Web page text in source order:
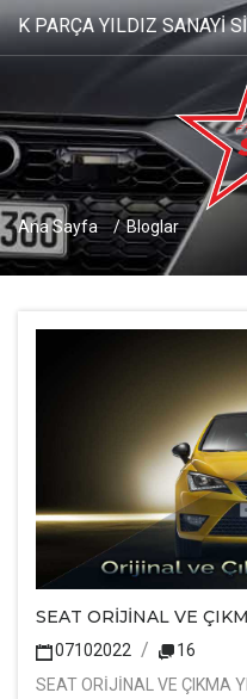
PARÇA YILDIZ SANAYİ
Ana Sayfa Bloglar
SEAT ORİJİNAL VE
07102022
16
SEAT ORİJİNAL VE ÇIKMA